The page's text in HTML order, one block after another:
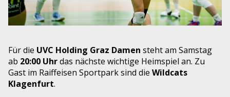
Für die UVC Holding Graz Damen steht am Samstag
ab 20:00 Uhrdas nächste wichtige Heimspiel an. Zu
Gast im Raiffeisen Sportpark sind die Wildcats
Klagenfurt.